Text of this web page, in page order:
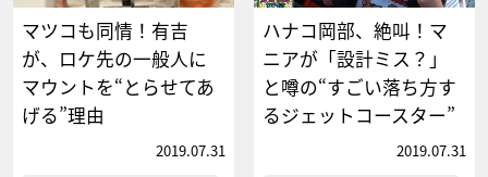
マツコも同情！有吉
が、ロケ先の一般人に
マウントを“とらせてあ
げる”理由
2019.07.31
ハナコ岡部、絶叫！マ
ニアが「設計ミス？」
と噂の“すごい落ち方す
るジェットコースター”
2019.07.31